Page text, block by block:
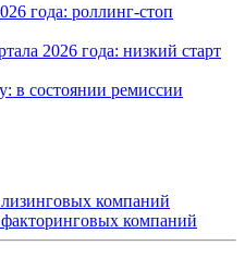
года: роллинг-стоп
2026 года: низкий старт
в состоянии ремиссии
компаний
компаний